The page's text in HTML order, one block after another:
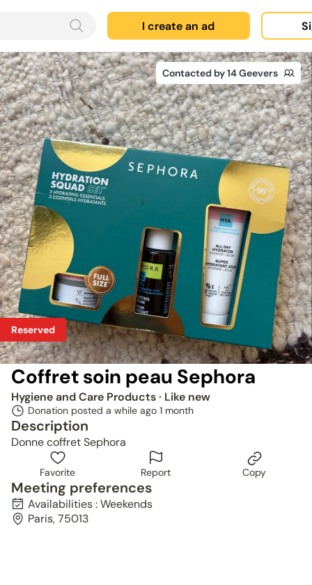
I create an ad
Contacted by 14 Geevers
Reserved
Coffret soin peau Sephora
Hygiene and Care Products· Like new
Donation posted a while ago 1 month
Description
Donne coffret Sephora
Favorite Report Copy
Meeting preferences
Availabilities : Weekends
Paris, 75013